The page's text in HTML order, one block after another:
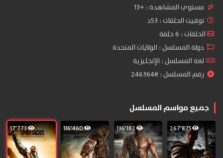
مستوي المشاهدة : +13
توقيت الحلقات : 53د
الحلقات : 6 حلقة
دولة المسلسل : الولايات المتحدة
لغة المسلسل : الإنجليزية
رقم المسلسل : #246364
جميع مواسم المسلسل
267٬875 116٬460 17٬773